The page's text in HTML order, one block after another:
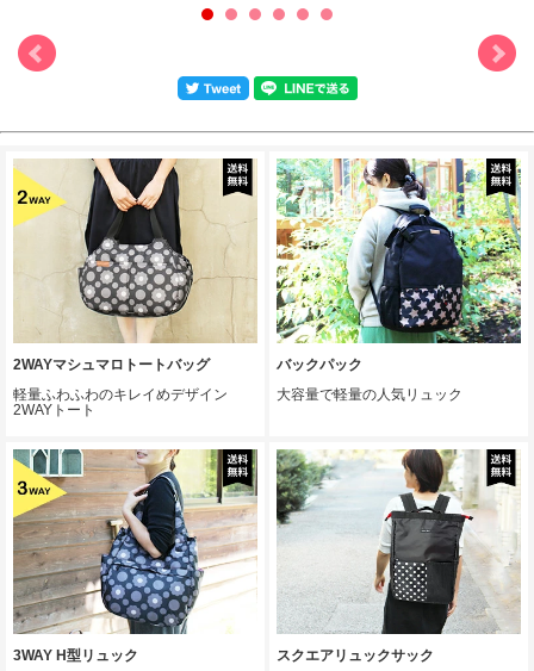
2WAYマシュマロトートバッグ
軽量ふわふわのキレイめデザイン
2WAYトート
バックパック
大容量で軽量の人気リュック
3WAY H型リュック
スクエアリュックサック